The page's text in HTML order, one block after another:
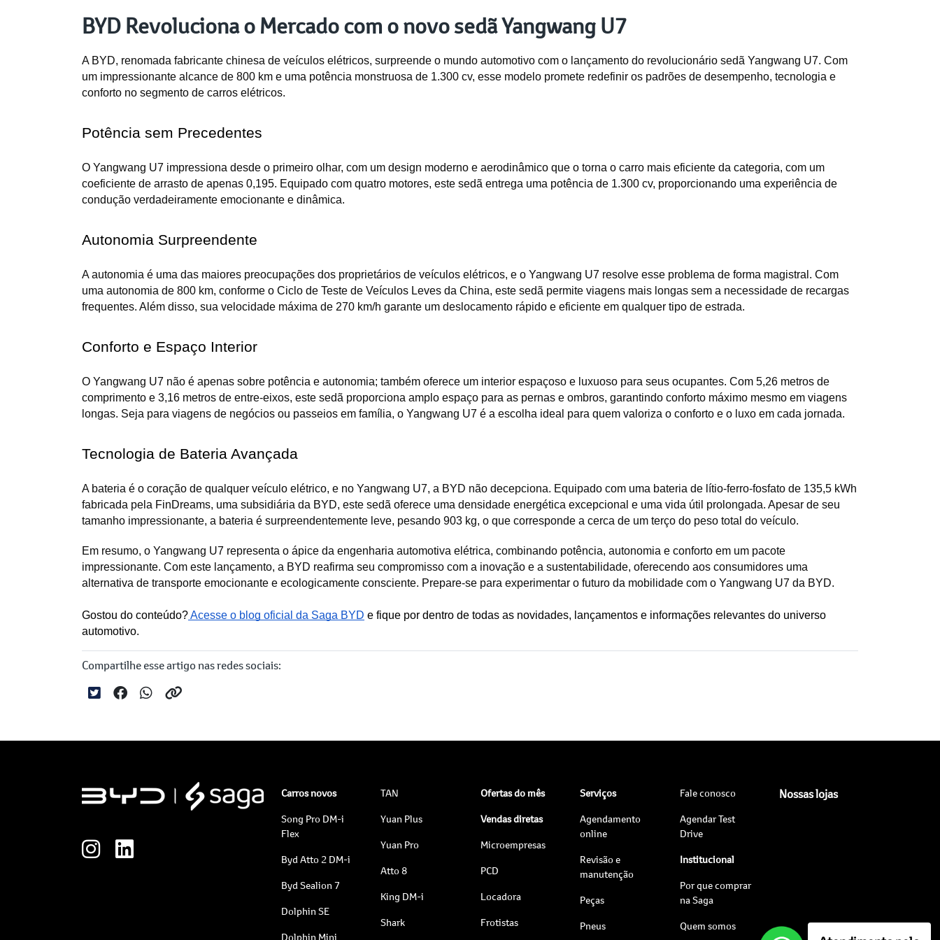
BYD Revoluciona o Mercado com o novo sedã Yangwang U7
A BYD, renomada fabricante chinesa de veículos elétricos, surpreende o mundo automotivo com o lançamento do revolucionário sedã Yangwang U7. Com
um impressionante alcance de 800 km e uma potência monstruosa de 1.300 cv, esse modelo promete redefinir os padrões de desempenho, tecnologia e
conforto no segmento de carros elétricos.
Potência sem Precedentes
O Yangwang U7 impressiona desde o primeiro olhar, com um design moderno e aerodinâmico que o torna o carro mais eficiente da categoria, com um
coeficiente de arrasto de apenas 0,195. Equipado com quatro motores, este sedã entrega uma potência de 1.300 cv, proporcionando uma experiência de
condução verdadeiramente emocionante e dinâmica.
Autonomia Surpreendente
A autonomia é uma das maiores preocupações dos proprietários de veículos elétricos, e o Yangwang U7 resolve esse problema de forma magistral. Com
uma autonomia de 800 km, conforme o Ciclo de Teste de Veículos Leves da China, este sedã permite viagens mais longas sem a necessidade de recargas
frequentes. Além disso, sua velocidade máxima de 270 km/h garante um deslocamento rápido e eficiente em qualquer tipo de estrada.
Conforto e Espaço Interior
O Yangwang U7 não é apenas sobre potência e autonomia; também oferece um interior espaçoso e luxuoso para seus ocupantes. Com 5,26 metros de
comprimento e 3,16 metros de entre-eixos, este sedã proporciona amplo espaço para as pernas e ombros, garantindo conforto máximo mesmo em viagens
longas. Seja para viagens de negócios ou passeios em família, o Yangwang U7 é a escolha ideal para quem valoriza o conforto e o luxo em cada jornada.
Tecnologia de Bateria Avançada
A bateria é o coração de qualquer veículo elétrico, e no Yangwang U7, a BYD não decepciona. Equipado com uma bateria de lítio-ferro-fosfato de 135,5 kWh
fabricada pela FinDreams, uma subsidiária da BYD, este sedã oferece uma densidade energética excepcional e uma vida útil prolongada. Apesar de seu
tamanho impressionante, a bateria é surpreendentemente leve, pesando 903 kg, o que corresponde a cerca de um terço do peso total do veículo.
Em resumo, o Yangwang U7 representa o ápice da engenharia automotiva elétrica, combinando potência, autonomia e conforto em um pacote
impressionante. Com este lançamento, a BYD reafirma seu compromisso com a inovação e a sustentabilidade, oferecendo aos consumidores uma
alternativa de transporte emocionante e ecologicamente consciente. Prepare-se para experimentar o futuro da mobilidade com o Yangwang U7 da BYD.
Gostou do conteúdo? Acesse o blog oficial da Saga BYD e fique por dentro de todas as novidades, lançamentos e informações relevantes do universo
automotivo.
Compartilhe esse artigo nas redes sociais:
Carros novos
Song Pro DM-i
Flex
Byd Atto 2 DM-i
Byd Sealion 7
Dolphin SE
Dolphin Mini
TAN
Yuan Plus
Yuan Pro
Atto 8
King DM-i
Shark
Ofertas do mês
Vendas diretas
Microempresas
PCD
Locadora
Frotistas
Serviços
Agendamento
online
Revisão e
manutenção
Peças
Pneus
Fale conosco
Agendar Test
Drive
Institucional
Por que comprar
na Saga
Quem somos
Nossas lojas